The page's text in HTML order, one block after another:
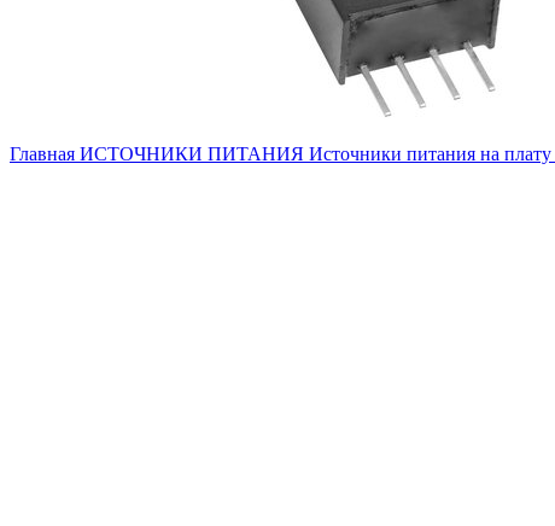
Главная ИСТОЧНИКИ ПИТАНИЯ Источники питания на плату